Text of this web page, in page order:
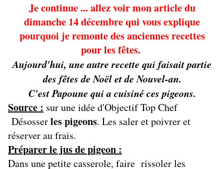
Je continue ... allez voir mon article du
dimanche 14 décembre qui vous explique
pourquoi je remonte des anciennes recettes
pour les fêtes.
Aujourd'hui, une autre recette qui faisait partie
des fêtes de Noël et de Nouvel-an.
C'est Papoune qui a cuisiné ces pigeons.
Source : sur une idée d'Objectif Top Chef
Désosserles pigeons. Les saler et poivrer et
réserver au frais.
Préparer le jus de pigeon :
Dans une petite casserole, faire rissoler les